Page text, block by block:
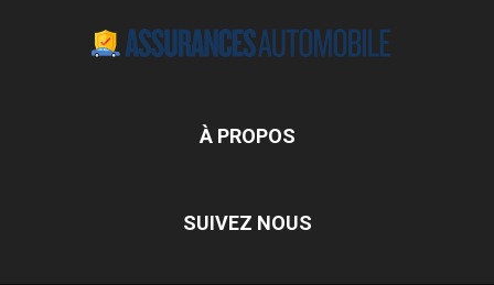
À PROPOS
SUIVEZ NOUS